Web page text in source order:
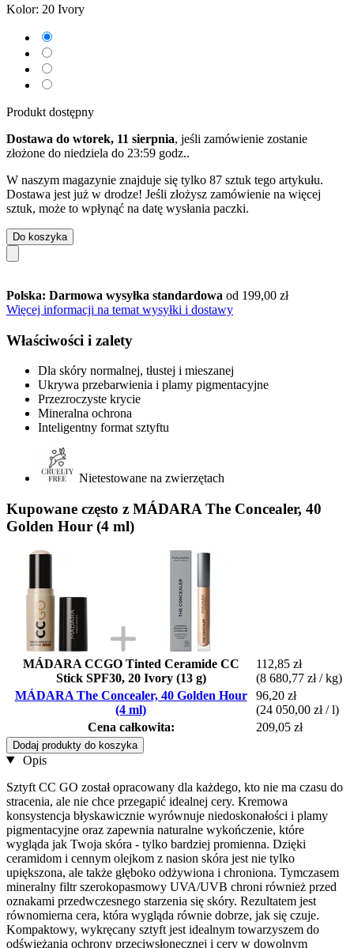
Kolor: 20 Ivory
Produkt dostępny
Dostawa do wtorek, 11 sierpnia, jeśli zamówienie zostanie
złożone do niedziela do 23:59 godz..
W naszym magazynie znajduje się tylko 87 sztuk tego artykułu.
Dostawa jest już w drodze! Jeśli złożysz zamówienie na więcej
sztuk, może to wpłynąć na datę wysłania paczki.
Do koszyka
Polska: Darmowa wysyłka standardowa od 199,00 zł
Więcej informacji na temat wysyłki i dostawy
Właściwości i zalety
Dla skóry normalnej, tłustej i mieszanej
Ukrywa przebarwienia i plamy pigmentacyjne
Przezroczyste krycie
Mineralna ochrona
Inteligentny format sztyftu
Nietestowane na zwierzętach
Kupowane często z MÁDARA The Concealer, 40
Golden Hour (4 ml)
MÁDARA CCGO Tinted Ceramide CC
Stick SPF30, 20 Ivory (13 g)
112,85 zł
(8 680,77 zł / kg)
MÁDARA The Concealer, 40 Golden Hour
(4 ml)
96,20 zł
(24 050,00 zł / l)
Cena całkowita:
209,05 zł
Dodaj produkty do koszyka
Opis
Sztyft CC GO został opracowany dla każdego, kto nie ma czasu do
stracenia, ale nie chce przegapić idealnej cery. Kremowa
konsystencja błyskawicznie wyrównuje niedoskonałości i plamy
pigmentacyjne oraz zapewnia naturalne wykończenie, które
wygląda jak Twoja skóra - tylko bardziej promienna. Dzięki
ceramidom i cennym olejkom z nasion skóra jest nie tylko
upiększona, ale także głęboko odżywiona i chroniona. Tymczasem
mineralny filtr szerokopasmowy UVA/UVB chroni również przed
oznakami przedwczesnego starzenia się skóry. Rezultatem jest
równomierna cera, która wygląda równie dobrze, jak się czuje.
Kompaktowy, wykręcany sztyft jest idealnym towarzyszem do
odświeżania ochrony przeciwsłonecznej i cery w dowolnym